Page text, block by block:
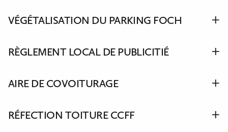
VÉGÉTALISATION DU PARKING FOCH
RÈGLEMENT LOCAL DE PUBLICITIÉ
AIRE DE COVOITURAGE
RÉFECTION TOITURE CCFF